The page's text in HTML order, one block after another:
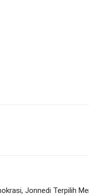
Jonnedi Terpilih